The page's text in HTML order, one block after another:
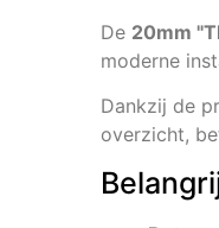
De 20mm
moderne
Dankzij de
overzicht,